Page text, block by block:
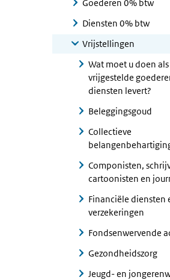
Goederen 0% btw
Diensten 0% btw
Vrijstellingen
Wat moet u doen
vrijgestelde
diensten levert?
Beleggingsgoud
Collectieve
Componisten,
cartoonisten en
Financiële diensten
verzekeringen
Fondsenwervende
Gezondheidszorg
Jeugd- en